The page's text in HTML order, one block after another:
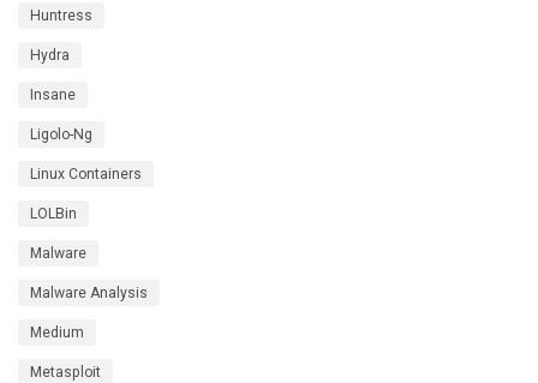
Huntress
Hydra
Insane
Ligolo-Ng
Linux Containers
LOLBin
Malware
Malware Analysis
Medium
Metasploit